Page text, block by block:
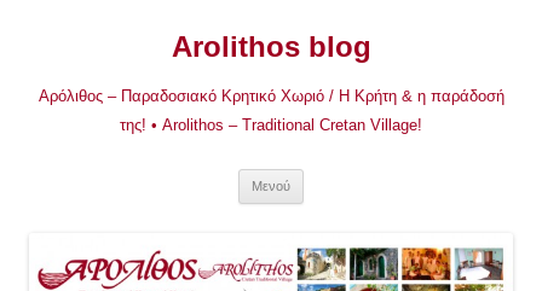
Arolithos blog
Αρόλιθος – Παραδοσιακό Κρητικό Χωριό / Η Κρήτη & η παράδοσή
της! • Arolithos – Traditional Cretan Village!
Μενού